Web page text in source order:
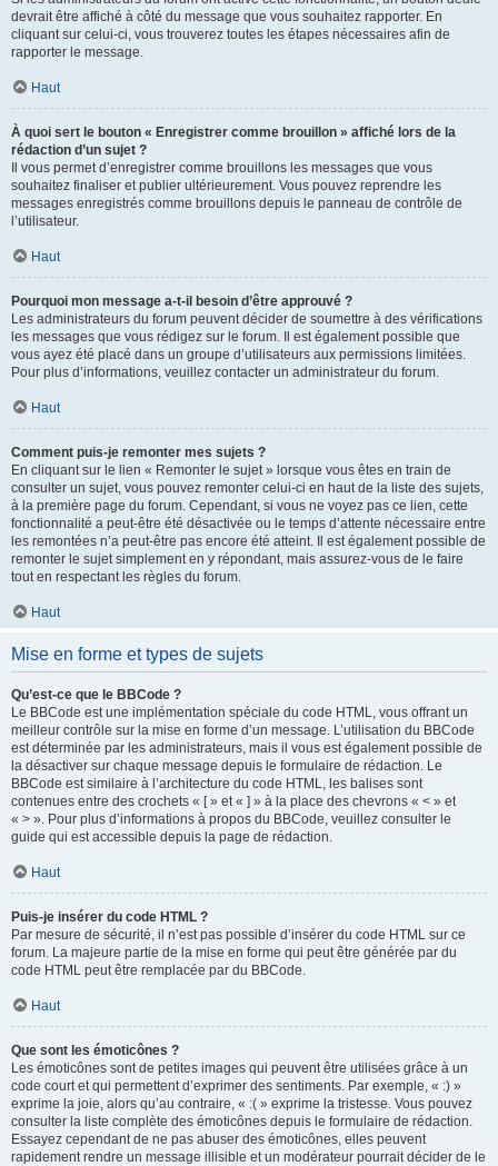
devrait être affiché à côté du message que vous souhaitez rapporter. En
cliquant sur celui-ci, vous trouverez toutes les étapes nécessaires afin de
rapporter le message.
Haut
À quoi sert le bouton « Enregistrer comme brouillon » affiché lors de la
rédaction d’un sujet ?
Il vous permet d’enregistrer comme brouillons les messages que vous
souhaitez finaliser et publier ultérieurement. Vous pouvez reprendre les
messages enregistrés comme brouillons depuis le panneau de contrôle de
l’utilisateur.
Haut
Pourquoi mon message a-t-il besoin d’être approuvé ?
Les administrateurs du forum peuvent décider de soumettre à des vérifications
les messages que vous rédigez sur le forum. Il est également possible que
vous ayez été placé dans un groupe d’utilisateurs aux permissions limitées.
Pour plus d’informations, veuillez contacter un administrateur du forum.
Haut
Comment puis-je remonter mes sujets ?
En cliquant sur le lien « Remonter le sujet » lorsque vous êtes en train de
consulter un sujet, vous pouvez remonter celui-ci en haut de la liste des sujets,
à la première page du forum. Cependant, si vous ne voyez pas ce lien, cette
fonctionnalité a peut-être été désactivée ou le temps d’attente nécessaire entre
les remontées n’a peut-être pas encore été atteint. Il est également possible de
remonter le sujet simplement en y répondant, mais assurez-vous de le faire
tout en respectant les règles du forum.
Haut
Mise en forme et types de sujets
Qu’est-ce que le BBCode ?
Le BBCode est une implémentation spéciale du code HTML, vous offrant un
meilleur contrôle sur la mise en forme d’un message. L’utilisation du BBCode
est déterminée par les administrateurs, mais il vous est également possible de
la désactiver sur chaque message depuis le formulaire de rédaction. Le
BBCode est similaire à l’architecture du code HTML, les balises sont
contenues entre des crochets « [ » et « ] » à la place des chevrons « < » et
« > ». Pour plus d’informations à propos du BBCode, veuillez consulter le
guide qui est accessible depuis la page de rédaction.
Haut
Puis-je insérer du code HTML ?
Par mesure de sécurité, il n’est pas possible d’insérer du code HTML sur ce
forum. La majeure partie de la mise en forme qui peut être générée par du
code HTML peut être remplacée par du BBCode.
Haut
Que sont les émoticônes ?
Les émoticônes sont de petites images qui peuvent être utilisées grâce à un
code court et qui permettent d’exprimer des sentiments. Par exemple, « :) »
exprime la joie, alors qu’au contraire, « :( » exprime la tristesse. Vous pouvez
consulter la liste complète des émoticônes depuis le formulaire de rédaction.
Essayez cependant de ne pas abuser des émoticônes, elles peuvent
rapidement rendre un message illisible et un modérateur pourrait décider de le